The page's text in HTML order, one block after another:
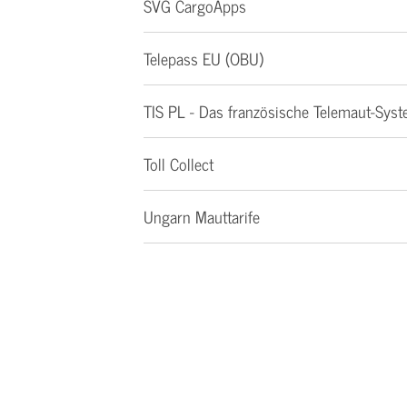
SVG CargoApps
Telepass EU (OBU)
TIS PL - Das französische Telemaut-
Toll Collect
Ungarn Mauttarife